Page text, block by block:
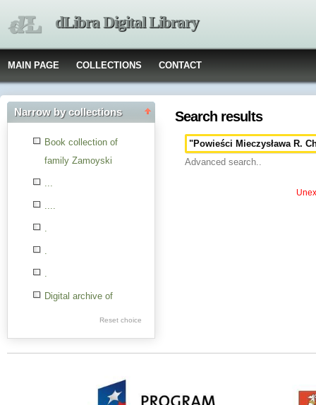
dLibra Digital Library
MAIN PAGE COLLECTIONS CONTACT
Narrow by collections
Book collection of
family Zamoyski
...
....
.
.
.
Digital archive of
Reset choice
Search results
Advanced search..